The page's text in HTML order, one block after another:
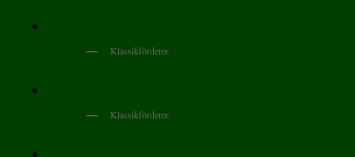
Klassikförderer
Klassikförderer